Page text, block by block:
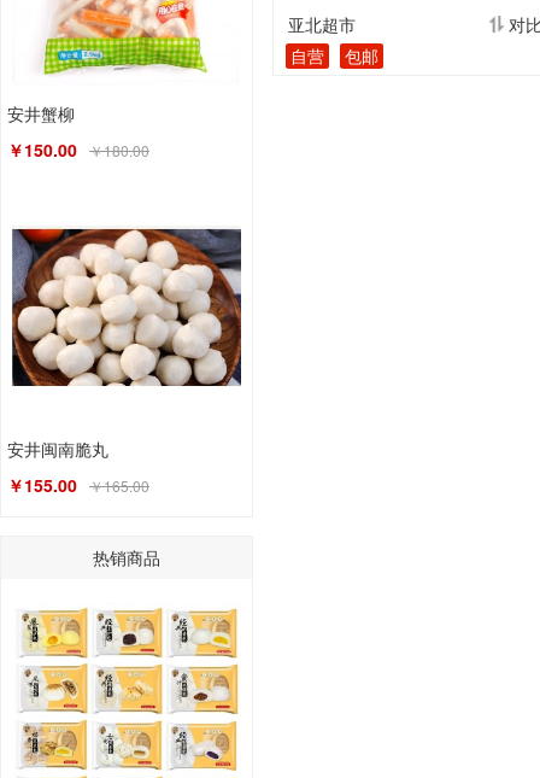
安井蟹柳
￥150.00 ￥180.00
安井闽南脆丸
￥155.00 ￥165.00
热销商品
亚北超市
对
自营
包邮